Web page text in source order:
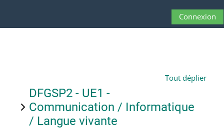
Activer/
Connexion
Tout déplier
DFGSP2 - UE1 -
Communication / Informatique
/ Langue vivante